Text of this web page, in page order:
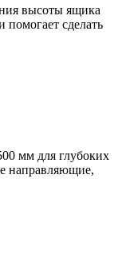
высоты ящика
помогает сделать
мм для глубоких
направляющие,